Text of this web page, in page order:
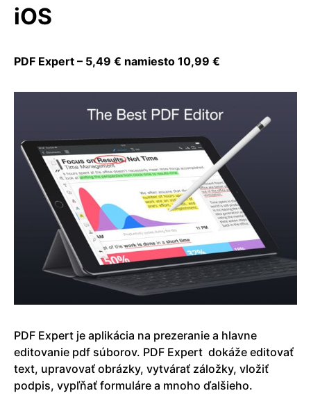
iOS
PDF Expert – 5,49 € namiesto 10,99 €
PDF Expert je aplikácia na prezeranie a hlavne
editovanie pdf súborov. PDF Expert dokáže editovať
text, upravovať obrázky, vytvárať záložky, vložiť
podpis, vypľňať formuláre a mnoho ďalšieho.